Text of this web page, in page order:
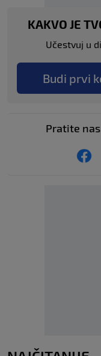
KAKVO JE
Učestvuj u
Budi prvi
Pratite